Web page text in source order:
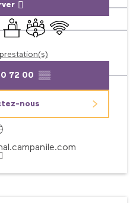
SéminairesSalle de réunion
WiFi
72 00 ▒▒
nous